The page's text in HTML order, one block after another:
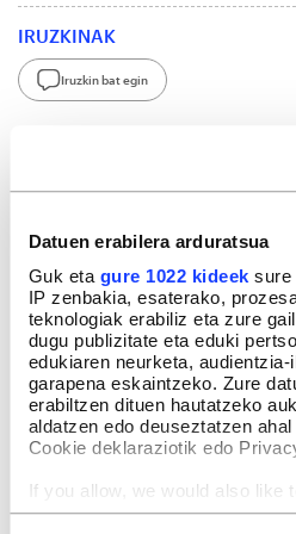
Datuen erabilera arduratsua
Guk eta gure 1022 kideek sure
IP zenbakia, esaterako,
teknologiak erabiliz eta zure
dugu publizitate eta eduki
edukiaren neurketa,
garapena eskaintzeko. Zure
erabiltzen dituen hautatzeko
aldatzen edo deuseztatzen
Cookie deklaraziotik edo
If you allow, we would also like
Collect information about
IRUZKINAK
Iruzkin bat egin